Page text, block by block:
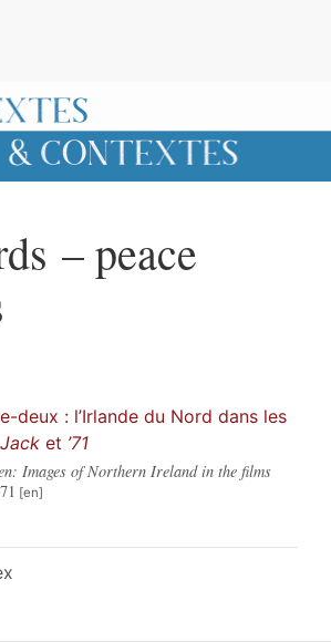
– peace
deux : l’Irlande du Nord dans les
et ’71
Images of Northern Ireland in the films